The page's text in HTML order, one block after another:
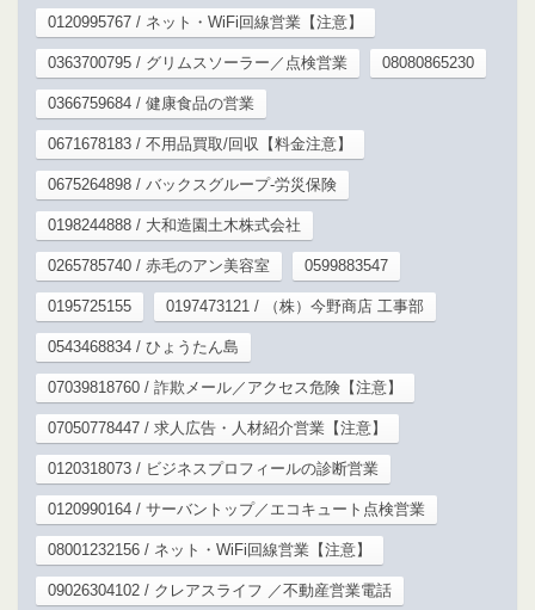
0120995767 / ネット・WiFi回線営業【注意】
0363700795 / グリムスソーラー／点検営業 08080865230
0366759684 / 健康食品の営業
0671678183 / 不用品買取/回収【料金注意】
0675264898 / バックスグループ-労災保険
0198244888 / 大和造園土木株式会社
0265785740 / 赤毛のアン美容室 0599883547
0195725155 0197473121 / （株）今野商店 工事部
0543468834 / ひょうたん島
07039818760 / 詐欺メール／アクセス危険【注意】
07050778447 / 求人広告・人材紹介営業【注意】
0120318073 / ビジネスプロフィールの診断営業
0120990164 / サーバントップ／エコキュート点検営業
08001232156 / ネット・WiFi回線営業【注意】
09026304102 / クレアスライフ ／不動産営業電話